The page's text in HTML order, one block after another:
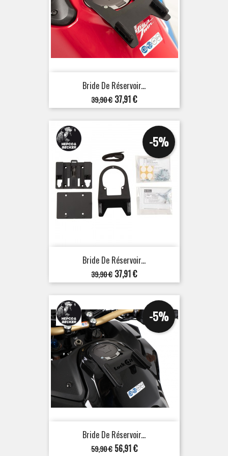
Bride De Réservoir...
Prix
de
base
39,90 € Prix
37,91 €
Bride De Réservoir...
Prix
de
base
39,90 €
-5%
Prix
37,91 €
Bride De Réservoir...
Prix
59,90 €
-5%
Prix
56,91 €